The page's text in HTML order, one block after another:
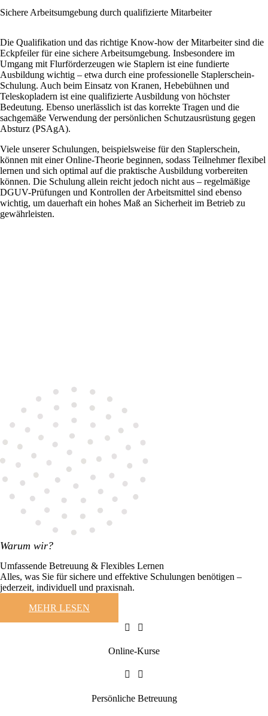
Sichere Arbeitsumgebung durch qualifizierte Mitarbeiter
Die Qualifikation und das richtige Know-how der Mitarbeiter sind die
Eckpfeiler für eine sichere Arbeitsumgebung. Insbesondere im
Umgang mit Flurförderzeugen wie Staplern ist eine fundierte
Ausbildung wichtig – etwa durch eine professionelle Staplerschein-
Schulung. Auch beim Einsatz von Kranen, Hebebühnen und
Teleskopladern ist eine qualifizierte Ausbildung von höchster
Bedeutung. Ebenso unerlässlich ist das korrekte Tragen und die
sachgemäße Verwendung der persönlichen Schutzausrüstung gegen
Absturz (PSAgA).
Viele unserer Schulungen, beispielsweise für den Staplerschein,
können mit einer Online-Theorie beginnen, sodass Teilnehmer flexibel
lernen und sich optimal auf die praktische Ausbildung vorbereiten
können. Die Schulung allein reicht jedoch nicht aus – regelmäßige
DGUV-Prüfungen und Kontrollen der Arbeitsmittel sind ebenso
wichtig, um dauerhaft ein hohes Maß an Sicherheit im Betrieb zu
gewährleisten.
Warum wir?
Umfassende Betreuung & Flexibles Lernen
Alles, was Sie für sichere und effektive Schulungen benötigen –
jederzeit, individuell und praxisnah.
MEHR LESEN
Online-Kurse
Persönliche Betreuung